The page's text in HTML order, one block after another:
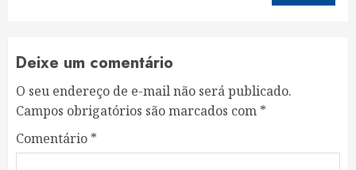
Deixe um comentário
O seu endereço de e-mail não será publicado.
Campos obrigatórios são marcados com *
Comentário *